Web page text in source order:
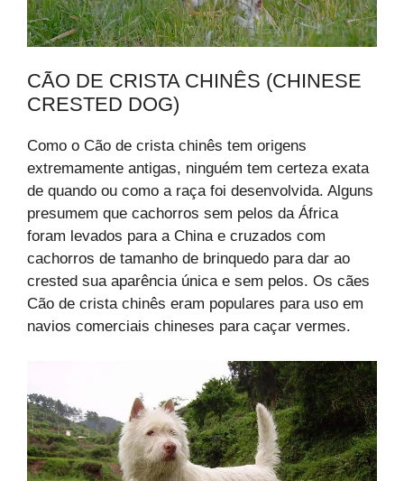
CÃO DE CRISTA CHINÊS (CHINESE
CRESTED DOG)
Como o Cão de crista chinês tem origens
extremamente antigas, ninguém tem certeza exata
de quando ou como a raça foi desenvolvida. Alguns
presumem que cachorros sem pelos da África
foram levados para a China e cruzados com
cachorros de tamanho de brinquedo para dar ao
crested sua aparência única e sem pelos. Os cães
Cão de crista chinês eram populares para uso em
navios comerciais chineses para caçar vermes.